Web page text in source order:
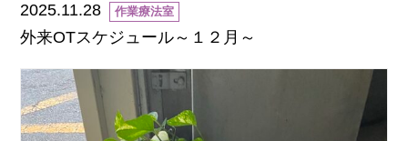
2025.11.28 作業療法室
外来OTスケジュール～１２月～